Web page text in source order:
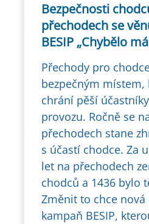
Bezpečnosti
přechodech se
BESIP „Chybělo
Přechody pro
bezpečným
chrání pěší
provozu. Ročně se
přechodech stane
s účastí chodce. Za
let na přechodech
chodců a 1436 bylo
Změnit to chce nová
kampaň BESIP,